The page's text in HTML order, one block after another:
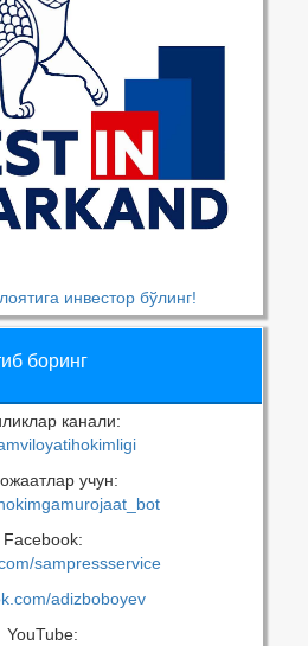
инвестор бўлинг!
боринг
канали:
учун:
Facebook:
sampressservice
adizboboyev
YouTube: